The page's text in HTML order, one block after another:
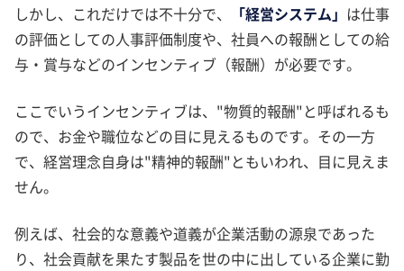
しかし、これだけでは不十分で、 「経営システム」 は仕事
の評価としての人事評価制度や、社員への報酬としての給
与・賞与などのインセンティブ（報酬）が必要です。
ここでいうインセンティブは、"物質的報酬"と呼ばれるも
ので、お金や職位などの目に見えるものです。その一方
で、経営理念自身は"精神的報酬"ともいわれ、目に見えま
せん。
例えば、社会的な意義や道義が企業活動の源泉であった
り、社会貢献を果たす製品を世の中に出している企業に勤